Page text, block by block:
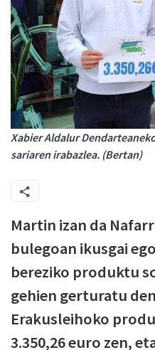
Xabier Aldalur
sariaren irabazlea. (Bertan)
Martin izan da
bulegoan ikusgai
bereziko produktu
gehien gerturatu
Erakusleihoko
3.350,26 euro zen,